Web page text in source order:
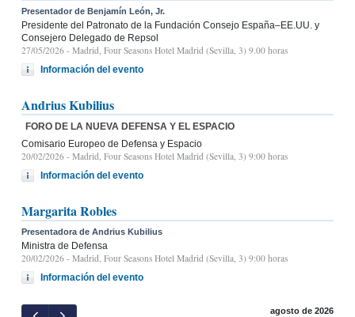
Presentador de Benjamín León, Jr.
Presidente del Patronato de la Fundación Consejo España–EE.UU. y
Consejero Delegado de Repsol
27/05/2026 - Madrid, Four Seasons Hotel Madrid (Sevilla, 3) 9.00 horas
Información del evento
Andrius Kubilius
FORO DE LA NUEVA DEFENSA Y EL ESPACIO
Comisario Europeo de Defensa y Espacio
20/02/2026 - Madrid, Four Seasons Hotel Madrid (Sevilla, 3) 9:00 horas
Información del evento
Margarita Robles
Presentadora de Andrius Kubilius
Ministra de Defensa
20/02/2026 - Madrid, Four Seasons Hotel Madrid (Sevilla, 3) 9:00 horas
Información del evento
agosto de 2026